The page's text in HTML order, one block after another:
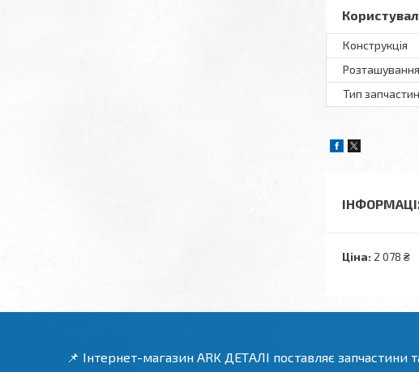
Конструкція
Розташування
Тип
Ціна: 2 078 ₴
📌 Інтернет-магазин ARK ДЕТАЛІ поставляє